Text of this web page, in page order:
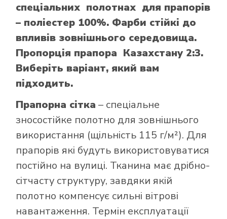
спеціальних полотнах для прапорів
– поліестер 100%. Фарби стійкі до
впливів зовнішнього середовища.
Пропорція прапора Казахстану 2:3.
Виберіть варіант, який вам
підходить.
Прапорна сітка – спеціальне
зносостійке полотно для зовнішнього
використання (щільність 115 г/м²). Для
прапорів які будуть використовуватися
постійно на вулиці. Тканина має дрібно-
сітчасту структуру, завдяки якій
полотно компенсує сильні вітрові
навантаження. Термін експлуатації